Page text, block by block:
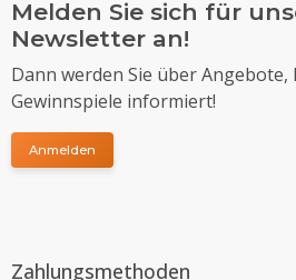
Melden Sie sich für
Newsletter an!
Dann werden Sie über
Gewinnspiele informiert!
Anmelden
Zahlungsmethoden